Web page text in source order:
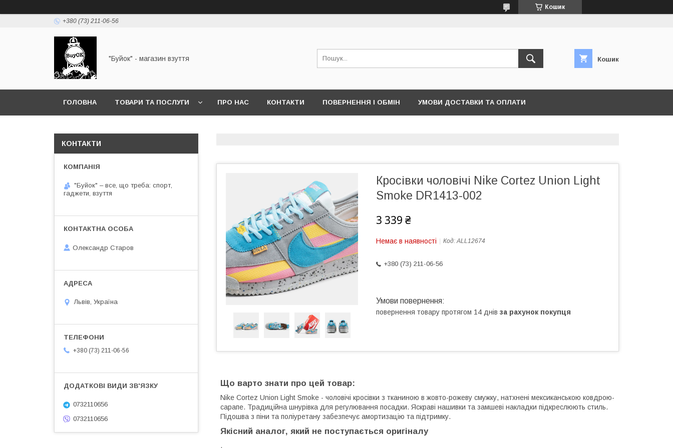
Кошик
+380 (73) 211-06-56
"Буйок" - магазин взуття Кошик
ГОЛОВНА ТОВАРИ ТА ПОСЛУГИ ПРО НАС КОНТАКТИ ПОВЕРНЕННЯ І ОБМІН УМОВИ ДОСТАВКИ ТА ОПЛАТИ
Кросівки чоловічі Nike Cortez Union Light
Smoke DR1413-002
3 339 ₴
Немає в наявності Код:ALL12674
+380 (73) 211-06-56
повернення товару протягом 14 днів за рахунок покупця
Що варто знати про цей товар:
Nike Cortez Union Light Smoke - чоловічі кросівки з тканиною в жовто-рожеву смужку, натхнені мексиканською ковдрою-
сарапе. Традиційна шнурівка для регулювання посадки. Яскраві нашивки та замшеві накладки підкреслюють стиль.
Підошва з піни та поліуретану забезпечує амортизацію та підтримку.
Якісний аналог, який не поступається оригіналу
.
КОНТАКТИ
"Буйок" – все, що треба: спорт,
гаджети, взуття
Олександр Старов
Львів, Україна
+380 (73) 211-06-56
0732110656
0732110656